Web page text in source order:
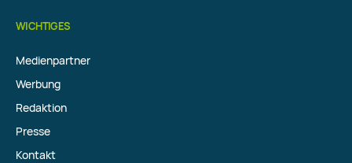
WICHTIGES
Medienpartner
Werbung
Redaktion
Presse
Kontakt